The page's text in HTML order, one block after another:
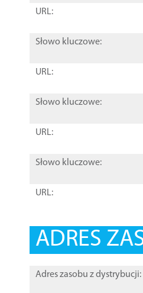
URL:
Słowo kluczowe:
URL:
Słowo kluczowe:
URL:
Słowo kluczowe:
URL:
ADRES
Adres zasobu z dystrybucji: